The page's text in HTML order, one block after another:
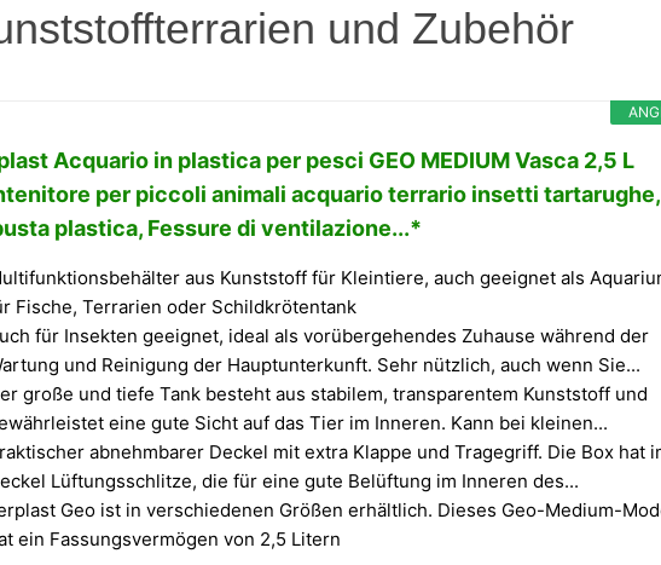
und Zubehör
Acquario in plastica per pesci GEO MEDIUM Vasca 2,5 L
per piccoli animali acquario terrario insetti tartarughe,
plastica, Fessure di ventilazione...*
aus Kunststoff für Kleintiere, auch geeignet als
Fische, Terrarien oder Schildkrötentank
für Insekten geeignet, ideal als vorübergehendes Zuhause während der
und Reinigung der Hauptunterkunft. Sehr nützlich, auch wenn Sie...
große und tiefe Tank besteht aus stabilem, transparentem Kunststoff und
eine gute Sicht auf das Tier im Inneren. Kann bei kleinen...
abnehmbarer Deckel mit extra Klappe und Tragegriff. Die Box hat
Lüftungsschlitze, die für eine gute Belüftung im Inneren des...
Geo ist in verschiedenen Größen erhältlich. Dieses Geo-Medium-
ein Fassungsvermögen von 2,5 Litern